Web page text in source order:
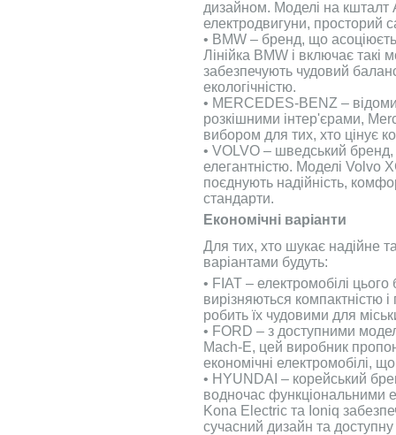
дизайном. Моделі на кшталт
електродвигуни, просторий
• BMW – бренд, що
Лінійка BMW i включає такі
забезпечують чудовий
екологічністю.
• MERCEDES-BENZ –
розкішними інтер'єрами,
вибором для тих, хто цінує
• VOLVO – шведський
елегантністю. Моделі Volvo
поєднують надійність,
стандарти.
Економічні варіанти
Для тих, хто шукає надійне
варіантами будуть:
• FIAT – електромобілі
вирізняються компактністю
робить їх чудовими для
• FORD – з доступними
Mach-E, цей виробник
економічні електромобілі,
• HYUNDAI – корейський
водночас функціональними
Kona Electric та Ioniq
сучасний дизайн та доступну